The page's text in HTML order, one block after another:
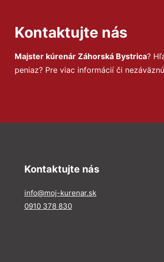
Kontaktujte nás
Majster kúrenár Záhorská Bystrica?
peniaz? Pre viac informácií či
Kontaktujte nás
info@moj-kurenar.sk
0910 378 830